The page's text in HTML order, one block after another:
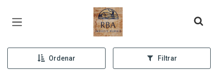
Página inicial
Ordenar Filtrar